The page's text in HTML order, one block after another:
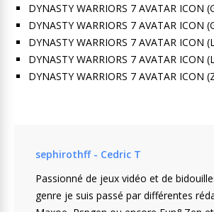
DYNASTY WARRIORS 7 AVATAR ICON
DYNASTY WARRIORS 7 AVATAR ICON
DYNASTY WARRIORS 7 AVATAR ICON
DYNASTY WARRIORS 7 AVATAR ICON
DYNASTY WARRIORS 7 AVATAR ICON
sephirothff - Cedric T
Passionné de jeux vidéo et de
genre je suis passé par différentes